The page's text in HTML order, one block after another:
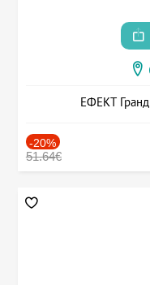
ЕФЕКТ
-20%
51.64€